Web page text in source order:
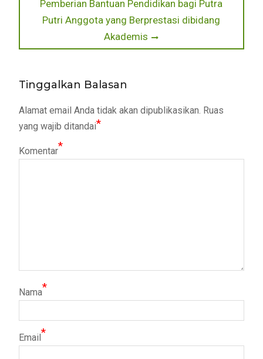
Next
post:
Pemberian Bantuan Pendidikan bagi Putra
Putri Anggota yang Berprestasi dibidang
Akademis
Tinggalkan Balasan
Alamat email Anda tidak akan dipublikasikan. Ruas
yang wajib ditandai*
Komentar*
Nama*
Email *